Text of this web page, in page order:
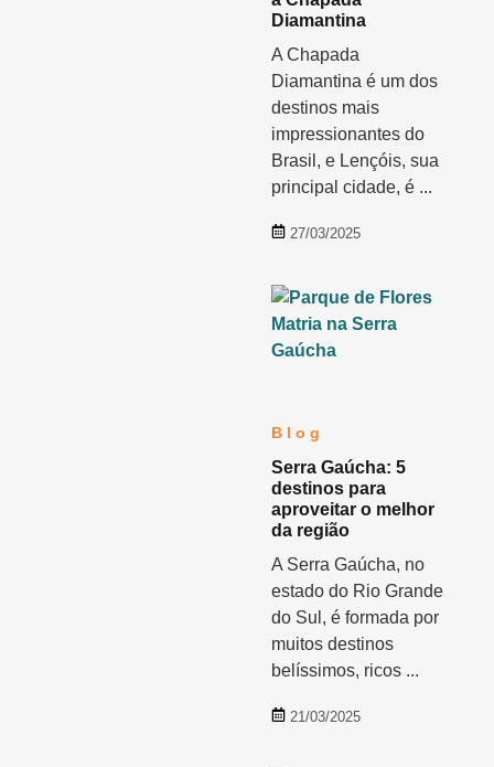
Diamantina
A Chapada
Diamantina é um dos
destinos mais
impressionantes do
Brasil, e Lençóis, sua
principal cidade, é ...
27/03/2025
Blog
Serra Gaúcha: 5
destinos para
aproveitar o melhor
da região
A Serra Gaúcha, no
estado do Rio Grande
do Sul, é formada por
muitos destinos
belíssimos, ricos ...
21/03/2025